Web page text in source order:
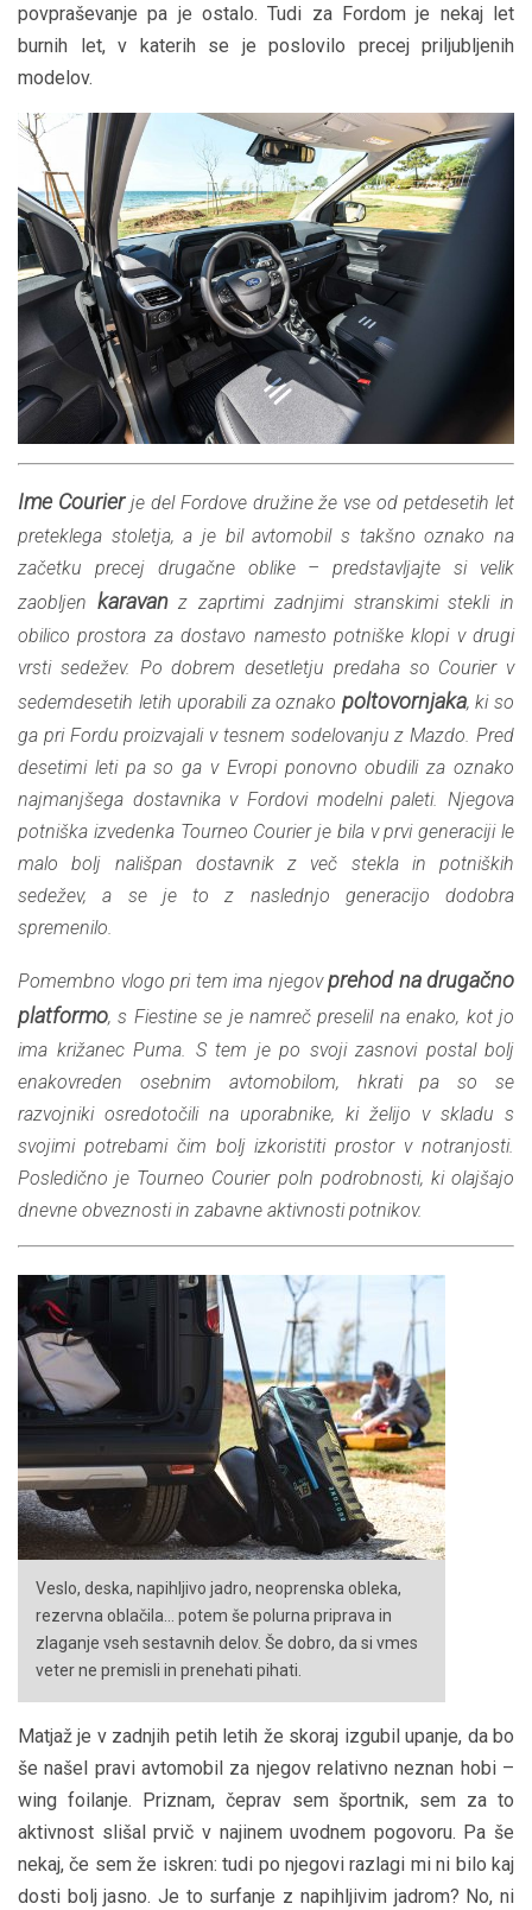
povpraševanje pa je ostalo. Tudi za Fordom je nekaj let
burnih let, v katerih se je poslovilo precej priljubljenih
modelov.
Ime Courierje del Fordove družine že vse od petdesetih let
preteklega stoletja, a je bil avtomobil s takšno oznako na
začetku precej drugačne oblike – predstavljajte si velik
zaobljen karavanz zaprtimi zadnjimi stranskimi stekli in
obilico prostora za dostavo namesto potniške klopi v drugi
vrsti sedežev. Po dobrem desetletju predaha so Courier v
sedemdesetih letih uporabili za oznako poltovornjaka, ki so
ga pri Fordu proizvajali v tesnem sodelovanju z Mazdo. Pred
desetimi leti pa so ga v Evropi ponovno obudili za oznako
najmanjšega dostavnika v Fordovi modelni paleti. Njegova
potniška izvedenka Tourneo Courier je bila v prvi generaciji le
malo bolj nališpan dostavnik z več stekla in potniških
sedežev, a se je to z naslednjo generacijo dodobra
spremenilo.
Pomembno vlogo pri tem ima njegovprehod na drugačno
platformo, s Fiestine se je namreč preselil na enako, kot jo
ima križanec Puma. S tem je po svoji zasnovi postal bolj
enakovreden osebnim avtomobilom, hkrati pa so se
razvojniki osredotočili na uporabnike, ki želijo v skladu s
svojimi potrebami čim bolj izkoristiti prostor v notranjosti.
Posledično je Tourneo Courier poln podrobnosti, ki olajšajo
dnevne obveznosti in zabavne aktivnosti potnikov.
Veslo, deska, napihljivo jadro, neoprenska obleka,
rezervna oblačila… potem še polurna priprava in
zlaganje vseh sestavnih delov. Še dobro, da si vmes
veter ne premisli in prenehati pihati.
Matjaž je v zadnjih petih letih že skoraj izgubil upanje, da bo
še našel pravi avtomobil za njegov relativno neznan hobi –
wing foilanje. Priznam, čeprav sem športnik, sem za to
aktivnost slišal prvič v najinem uvodnem pogovoru. Pa še
nekaj, če sem že iskren: tudi po njegovi razlagi mi ni bilo kaj
dosti bolj jasno. Je to surfanje z napihljivim jadrom? No, ni